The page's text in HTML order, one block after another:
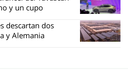
y un cupo
descartan dos
y Alemania